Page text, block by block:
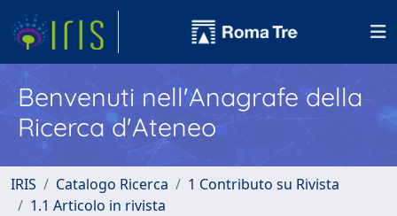
Benvenuti nell'Anagrafe della
Ricerca d'Ateneo
IRIS Catalogo Ricerca
1 Contributo su Rivista
1.1 Articolo in rivista